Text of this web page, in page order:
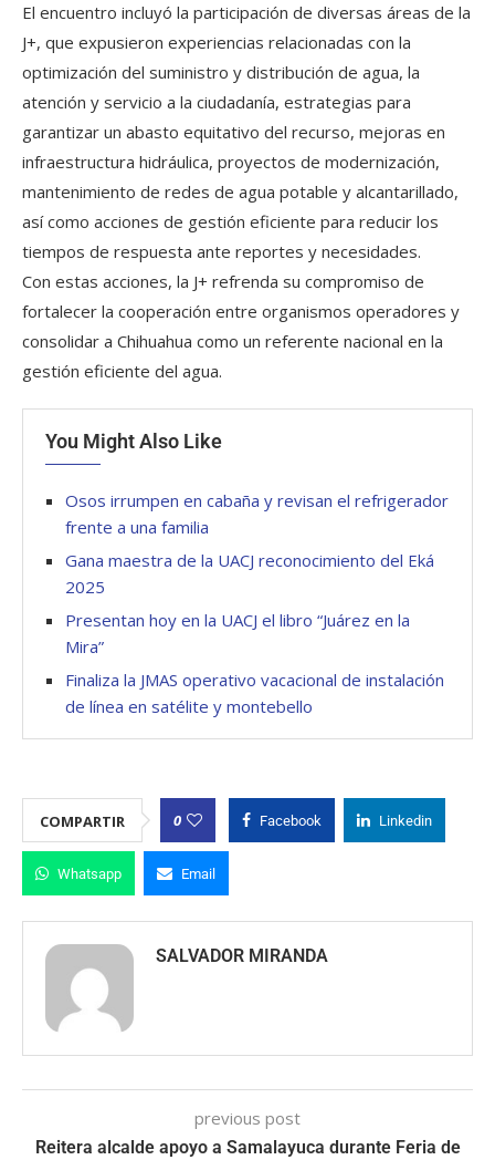
El encuentro incluyó la participación de diversas áreas de la
J+, que expusieron experiencias relacionadas con la
optimización del suministro y distribución de agua, la
atención y servicio a la ciudadanía, estrategias para
garantizar un abasto equitativo del recurso, mejoras en
infraestructura hidráulica, proyectos de modernización,
mantenimiento de redes de agua potable y alcantarillado,
así como acciones de gestión eficiente para reducir los
tiempos de respuesta ante reportes y necesidades.
Con estas acciones, la J+ refrenda su compromiso de
fortalecer la cooperación entre organismos operadores y
consolidar a Chihuahua como un referente nacional en la
gestión eficiente del agua.
You Might Also Like
Osos irrumpen en cabaña y revisan el refrigerador
frente a una familia
Gana maestra de la UACJ reconocimiento del Eká
2025
Presentan hoy en la UACJ el libro “Juárez en la
Mira”
Finaliza la JMAS operativo vacacional de instalación
de línea en satélite y montebello
COMPARTIR 0 Facebook Linkedin
Whatsapp Email
SALVADOR MIRANDA
previous post
Reitera alcalde apoyo a Samalayuca durante Feria de